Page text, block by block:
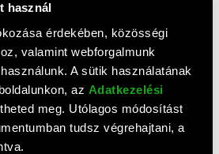
használ
érdekében, közösségi
valamint webforgalmunk
A sütik használatának
az Adatkezelési
meg. Utólagos módosítást
tudsz végrehajtani, a